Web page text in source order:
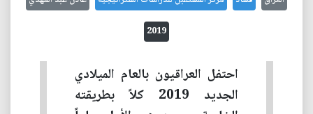
2019
احتفل العراقيون بالعام الميلادي
الجديد 2019 كلاً بطريقته